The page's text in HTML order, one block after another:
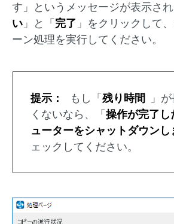
す」というメッセージが表示さ
い 」と「 完了 」をクリックして
ーン処理を実行してください。
提示： もし「 残り時間
」
くないなら、「 操作が完了し
ューターをシャットダウンし
ェックしてください。